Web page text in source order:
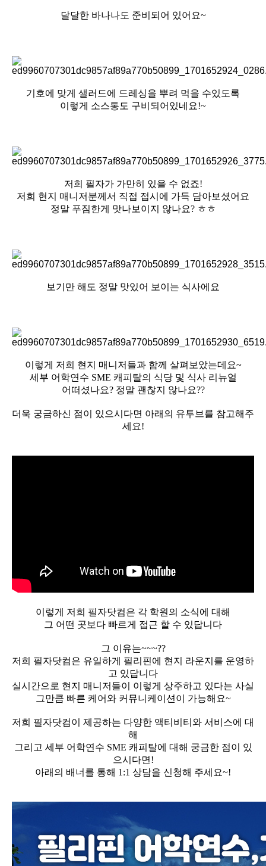
달달한 바나나도 준비되어 있어요~
기호에 맞게 샐러드에 드레싱을 뿌려 먹을 수있도록
이렇게 소스통도 구비되어있네요!~
저희 필자가 가만히 있을 수 없죠!
저희 현지 매니저분께서 직접 접시에 가득 담아보셨어요
정말 푸짐한게 맛나보이지 않나요? ㅎㅎ
보기만 해도 정말 맛있어 보이는 식사에요
이렇게 저희 현지 매니저들과 함께 살펴보았는데요~
세부 어학연수 SME 캐피탈의 식당 및 식사 리뉴얼
어떠셨나요? 정말 괜찮지 않나요??
더욱 궁금하신 점이 있으시다면 아래의 유투브를 참고해주
세요!
이렇게 저희 필자닷컴은 각 학원의 소식에 대해
그 어떤 곳보다 빠르게 접근 할 수 있답니다
그 이유는~~~??
저희 필자닷컴은 유일하게 필리핀에 현지 라운지를 운영하
고 있답니다
실시간으로 현지 매니저들이 이렇게 상주하고 있다는 사실
그만큼 빠른 케어와 커뮤니케이션이 가능해요~
저희 필자닷컴이 제공하는 다양한 액티비티와 서비스에 대
해
그리고 세부 어학연수 SME 캐피탈에 대해 궁금한 점이 있
으시다면!
아래의 배너를 통해 1:1 상담을 신청해 주세요~!